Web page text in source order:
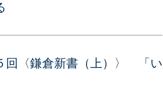
回〈鎌倉新書（上）〉 「い